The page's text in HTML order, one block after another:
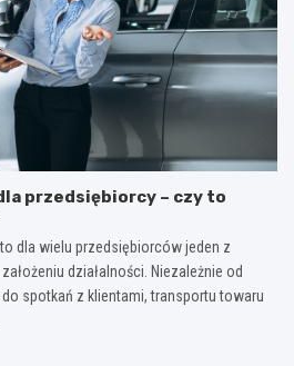
przedsiębiorcy – czy to
dla wielu przedsiębiorców jeden z
działalności. Niezależnie od
spotkań z klientami, transportu towaru